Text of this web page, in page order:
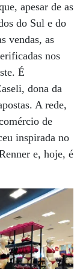
apesar de as
do Sul e do
vendas, as
nos
É
dona da
A rede,
de
inspirada no
e, hoje, é